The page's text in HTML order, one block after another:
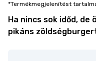
*Termékmegjelenítést
Ha nincs sok időd, de
pikáns